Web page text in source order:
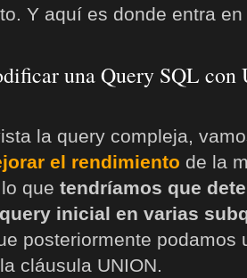
Y aquí es donde entra
una Query SQL con
la query compleja,
el rendimiento de la
que tendríamos que
inicial en varias
posteriormente podamos
cláusula UNION.